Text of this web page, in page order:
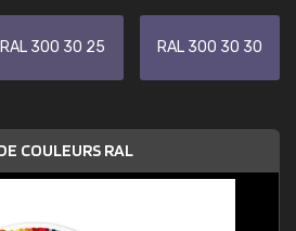
RAL 300 30 25 RAL 300 30 30
COULEURS RAL